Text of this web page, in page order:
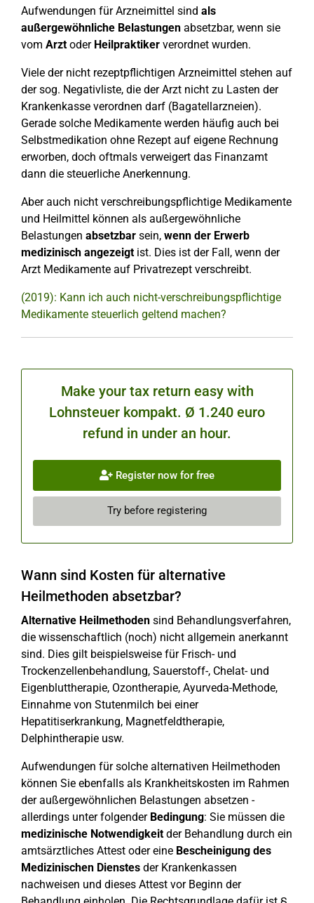
Aufwendungen für Arzneimittel sind als
außergewöhnliche Belastungen absetzbar, wenn sie
vom Arztoder Heilpraktiker verordnet wurden.
Viele der nicht rezeptpflichtigen Arzneimittel stehen auf
der sog. Negativliste, die der Arzt nicht zu Lasten der
Krankenkasse verordnen darf (Bagatellarzneien).
Gerade solche Medikamente werden häufig auch bei
Selbstmedikation ohne Rezept auf eigene Rechnung
erworben, doch oftmals verweigert das Finanzamt
dann die steuerliche Anerkennung.
Aber auch nicht verschreibungspflichtige Medikamente
und Heilmittel können als außergewöhnliche
Belastungen absetzbar sein, wenn der Erwerb
medizinisch angezeigtist. Dies ist der Fall, wenn der
Arzt Medikamente auf Privatrezept verschreibt.
(2019): Kann ich auch nicht-verschreibungspflichtige
Medikamente steuerlich geltend machen?
Make your tax return easy with
Lohnsteuer kompakt. Ø 1.240 euro
refund in under an hour.
Register now for free
Try before registering
Wann sind Kosten für alternative
Heilmethoden absetzbar?
Alternative Heilmethoden sind Behandlungsverfahren,
die wissenschaftlich (noch) nicht allgemein anerkannt
sind. Dies gilt beispielsweise für Frisch- und
Trockenzellenbehandlung, Sauerstoff-, Chelat- und
Eigenbluttherapie, Ozontherapie, Ayurveda-Methode,
Einnahme von Stutenmilch bei einer
Hepatitiserkrankung, Magnetfeldtherapie,
Delphintherapie usw.
Aufwendungen für solche alternativen Heilmethoden
können Sie ebenfalls als Krankheitskosten im Rahmen
der außergewöhnlichen Belastungen absetzen -
allerdings unter folgender Bedingung: Sie müssen die
medizinische Notwendigkeitder Behandlung durch ein
amtsärztliches Attest oder eine Bescheinigung des
Medizinischen Dienstes der Krankenkassen
nachweisen und dieses Attest vor Beginn der